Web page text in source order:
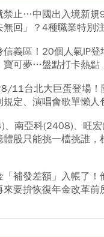
禁止…中國出入境新
無回」？4種職業特別
信義區！20個人氣IP
寶可夢…盤點打卡熱點
11台北大巨蛋登場！
規定、演唱會歌單懶人
、南亞科(2408)、旺
體股只能挑一檔挑誰，
「補發差額」入帳了
要拚恢復年金改革前